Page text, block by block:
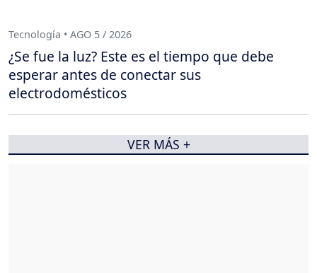
Tecnología • AGO 5 / 2026
¿Se fue la luz? Este es el tiempo que debe
esperar antes de conectar sus
electrodomésticos
VER MÁS +